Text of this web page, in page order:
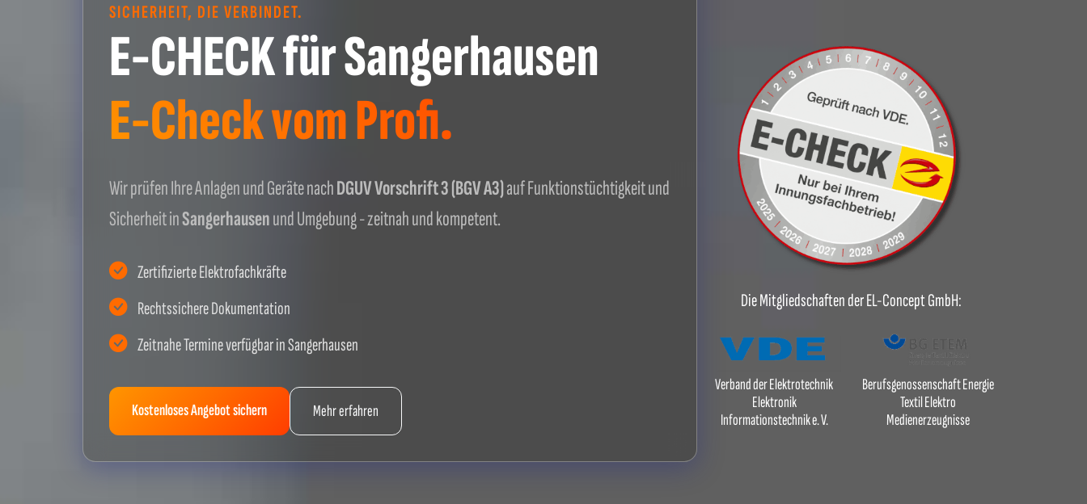
SICHERHEIT, DIE VERBINDET.
E-CHECK für Sangerhausen
E-Check vom Profi.
Wir prüfen Ihre Anlagen und Geräte nachDGUV Vorschrift 3 (BGV A3)auf Funktionstüchtigkeit und
Sicherheit inSangerhausenund Umgebung - zeitnah und kompetent.
Zertifizierte Elektrofachkräfte
Rechtssichere Dokumentation
Zeitnahe Termine verfügbar in Sangerhausen
Kostenloses Angebot sichern Mehr erfahren
Die Mitgliedschaften der EL-Concept GmbH:
Verband der Elektrotechnik
Elektronik
Informationstechnik e. V.
Berufsgenossenschaft Energie
Textil Elektro
Medienerzeugnisse